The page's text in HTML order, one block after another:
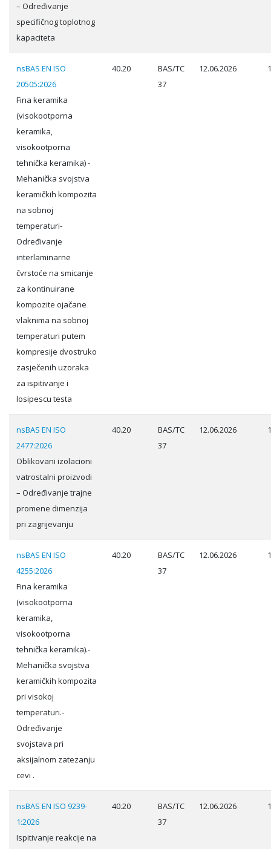
– Određivanje
specifičnog toplotnog
kapaciteta
nsBAS EN ISO
20505:2026
Fina keramika
(visokootporna
keramika,
visokootporna
tehnička keramika) -
Mehanička svojstva
keramičkih kompozita
na sobnoj
temperaturi-
Određivanje
interlaminarne
čvrstoće na smicanje
za kontinuirane
kompozite ojačane
vlaknima na sobnoj
temperaturi putem
kompresije dvostruko
zasječenih uzoraka
za ispitivanje i
losipescu testa
40.20
BAS/TC
37
12.06.2026
nsBAS EN ISO
2477:2026
Oblikovani izolacioni
vatrostalni proizvodi
– Određivanje trajne
promene dimenzija
pri zagrijevanju
40.20
BAS/TC
37
12.06.2026
nsBAS EN ISO
4255:2026
Fina keramika
(visokootporna
keramika,
visokootporna
tehnička keramika).-
Mehanička svojstva
keramičkih kompozita
pri visokoj
temperaturi.-
Određivanje
svojstava pri
aksijalnom zatezanju
cevi .
40.20
BAS/TC
37
12.06.2026
nsBAS EN ISO 9239-
1:2026
Ispitivanje reakcije na
40.20
BAS/TC
37
12.06.2026